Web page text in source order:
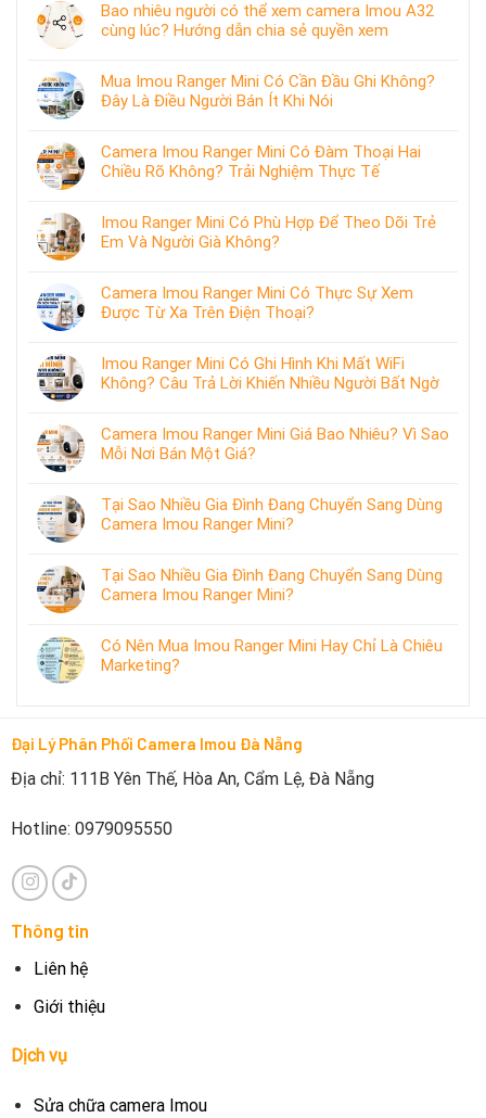
Bao nhiêu người có thể xem camera Imou A32
cùng lúc? Hướng dẫn chia sẻ quyền xem
Mua Imou Ranger Mini Có Cần Đầu Ghi Không?
Đây Là Điều Người Bán Ít Khi Nói
Camera Imou Ranger Mini Có Đàm Thoại Hai
Chiều Rõ Không? Trải Nghiệm Thực Tế
Imou Ranger Mini Có Phù Hợp Để Theo Dõi Trẻ
Em Và Người Già Không?
Camera Imou Ranger Mini Có Thực Sự Xem
Được Từ Xa Trên Điện Thoại?
Imou Ranger Mini Có Ghi Hình Khi Mất WiFi
Không? Câu Trả Lời Khiến Nhiều Người Bất Ngờ
Camera Imou Ranger Mini Giá Bao Nhiêu? Vì Sao
Mỗi Nơi Bán Một Giá?
Tại Sao Nhiều Gia Đình Đang Chuyển Sang Dùng
Camera Imou Ranger Mini?
Tại Sao Nhiều Gia Đình Đang Chuyển Sang Dùng
Camera Imou Ranger Mini?
Có Nên Mua Imou Ranger Mini Hay Chỉ Là Chiêu
Marketing?
Đại Lý Phân Phối Camera Imou Đà Nẵng
Địa chỉ: 111B Yên Thế, Hòa An, Cẩm Lệ, Đà Nẵng
Hotline: 0979095550
Thông tin
Liên hệ
Giới thiệu
Dịch vụ
Sửa chữa camera Imou